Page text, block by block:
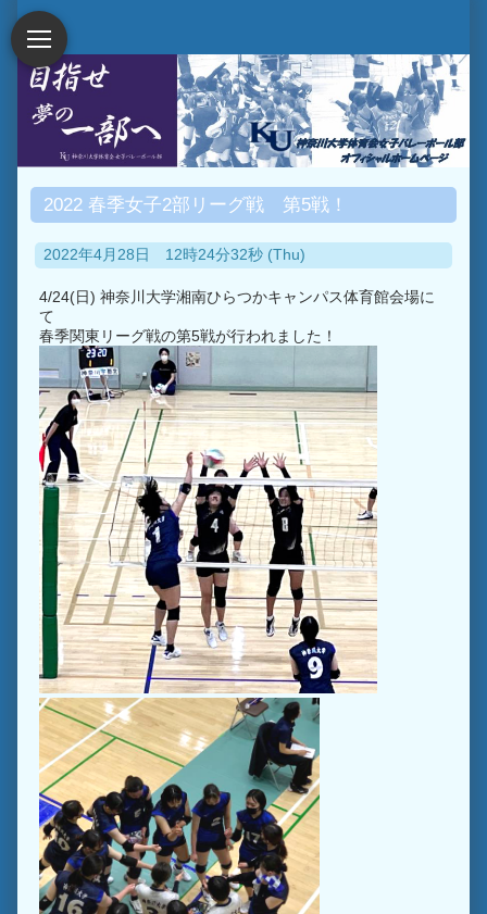
2022 春季女子2部リーグ戦 第5戦！
2022年4月28日 12時24分32秒 (Thu)
4/24(日) 神奈川大学湘南ひらつかキャンパス体育館会場に
て
春季関東リーグ戦の第5戦が行われました！